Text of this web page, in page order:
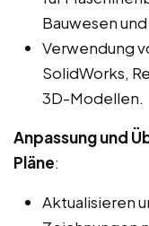
Bauwesen
Verwendung
SolidWorks,
3D-Modellen.
Anpassung und
Pläne:
Aktualisieren